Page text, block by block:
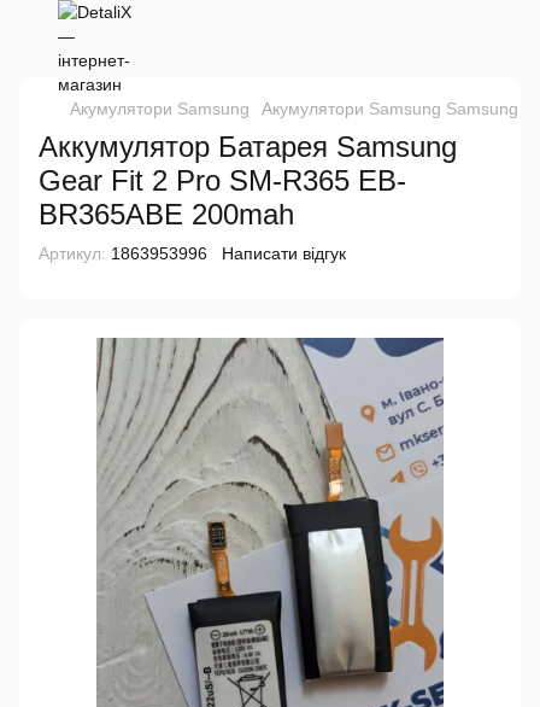
Акумулятори Samsung Акумулятори Samsung Samsung
Аккумулятор Батарея Samsung
Gear Fit 2 Pro SM-R365 EB-
BR365ABE 200mah
Артикул: 1863953996 Написати відгук